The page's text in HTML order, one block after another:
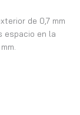
de 0,7 mm
espacio en la